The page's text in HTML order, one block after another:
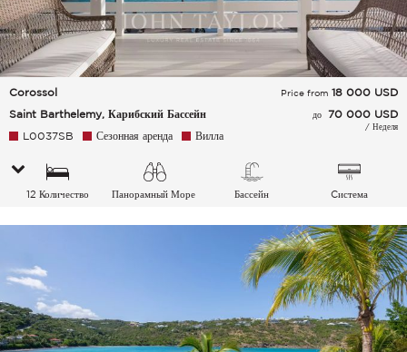
Corossol
Saint Barthelemy, Карибский Бассейн
Price from 18 000 USD
до 70 000 USD
/ Неделя
L0037SB Сезонная аренда Вилла
12 Количество
Панорамный Море Бассейн
Cистема
воздуха